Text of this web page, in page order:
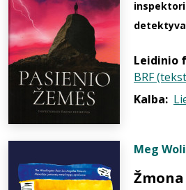
Leidinio
BRF
Kalba:
Meg
Žmona